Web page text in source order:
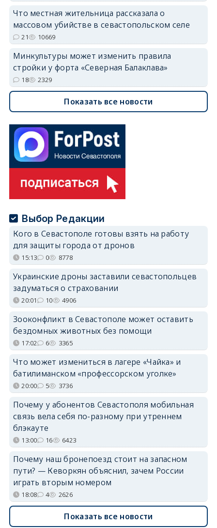
Что местная жительница рассказала о
массовом убийстве в севастопольском селе
21 10669
Минкультуры может изменить правила
стройки у форта «Северная Балаклава»
18 2329
Показать все новости
Выбор Редакции
Кого в Севастополе готовы взять на работу
для защиты города от дронов
15:13 0 8778
Украинские дроны заставили севастопольцев
задуматься о страховании
20:01 10 4906
Зооконфликт в Севастополе может оставить
бездомных животных без помощи
17:02 6 3365
Что может измениться в лагере «Чайка» и
батилиманском «профессорском уголке»
20:00 5 3736
Почему у абонентов Севастополя мобильная
связь вела себя по-разному при утреннем
блэкауте
13:00 16 6423
Почему наш бронепоезд стоит на запасном
пути? — Кеворкян объяснил, зачем России
играть вторым номером
18:08 4 2626
Показать все новости